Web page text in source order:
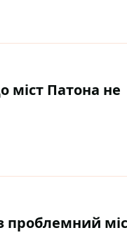
міст Патона не
проблемний